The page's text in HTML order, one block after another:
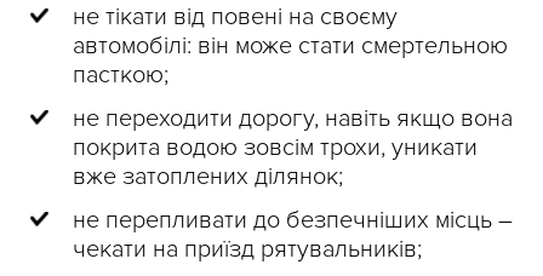
не тікати від повені на своєму
автомобілі: він може стати смертельною
пасткою;
не переходити дорогу, навіть якщо вона
покрита водою зовсім трохи, уникати
вже затоплених ділянок;
не перепливати до безпечніших місць –
чекати на приїзд рятувальників;